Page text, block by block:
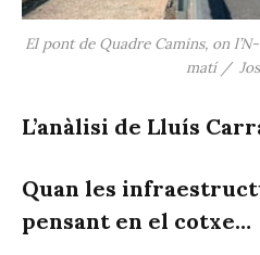
El pont de Quadre Camins, on
matí /
L’anàlisi de Lluís
Quan les
pensant en el cotxe…